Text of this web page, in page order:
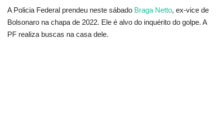
A Policia Federal prendeu neste sábado Braga Netto, ex-vice de
Bolsonaro na chapa de 2022. Ele é alvo do inquérito do golpe. A
PF realiza buscas na casa dele.